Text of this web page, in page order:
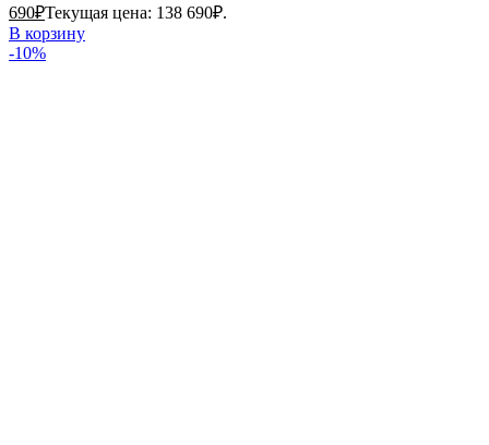
690₽Текущая цена: 138 690₽.
В корзину
-10%